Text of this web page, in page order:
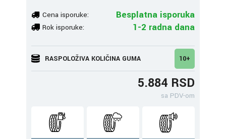
Cena isporuke: Besplatna isporuka
Rok isporuke: 1-2 radna dana
RASPOLOŽIVA KOLIČINA GUMA 10+
5.884 RSD
sa PDV-om